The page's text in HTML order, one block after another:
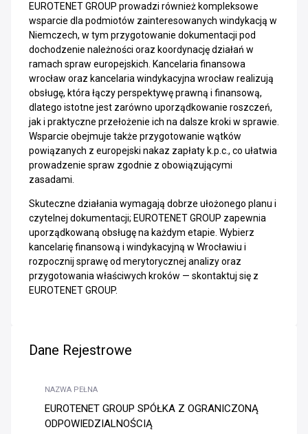
EUROTENET GROUP prowadzi również kompleksowe
wsparcie dla podmiotów zainteresowanych windykacją w
Niemczech, w tym przygotowanie dokumentacji pod
dochodzenie należności oraz koordynację działań w
ramach spraw europejskich. Kancelaria finansowa
wrocław oraz kancelaria windykacyjna wrocław realizują
obsługę, która łączy perspektywę prawną i finansową,
dlatego istotne jest zarówno uporządkowanie roszczeń,
jak i praktyczne przełożenie ich na dalsze kroki w sprawie.
Wsparcie obejmuje także przygotowanie wątków
powiązanych z europejski nakaz zapłaty k.p.c., co ułatwia
prowadzenie spraw zgodnie z obowiązującymi
zasadami.
Skuteczne działania wymagają dobrze ułożonego planu i
czytelnej dokumentacji; EUROTENET GROUP zapewnia
uporządkowaną obsługę na każdym etapie. Wybierz
kancelarię finansową i windykacyjną w Wrocławiu i
rozpocznij sprawę od merytorycznej analizy oraz
przygotowania właściwych kroków — skontaktuj się z
EUROTENET GROUP.
Dane Rejestrowe
NAZWA PEŁNA
EUROTENET GROUP SPÓŁKA Z OGRANICZONĄ
ODPOWIEDZIALNOŚCIĄ